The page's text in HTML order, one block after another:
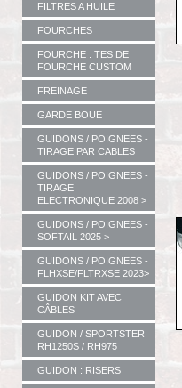
FILTRES A HUILE
FOURCHES
FOURCHE : TES DE
FOURCHE CUSTOM
FREINAGE
GARDE BOUE
GUIDONS / POIGNEES -
TIRAGE PAR CABLES
GUIDONS / POIGNEES -
TIRAGE
ELECTRONIQUE 2008 >
GUIDONS / POIGNEES -
SOFTAIL 2025 >
GUIDONS / POIGNEES -
FLHXSE/FLTRXSE 2023>
GUIDON KIT AVEC
CÂBLES
GUIDON / SPORTSTER
RH1250S / RH975
GUIDON : RISERS